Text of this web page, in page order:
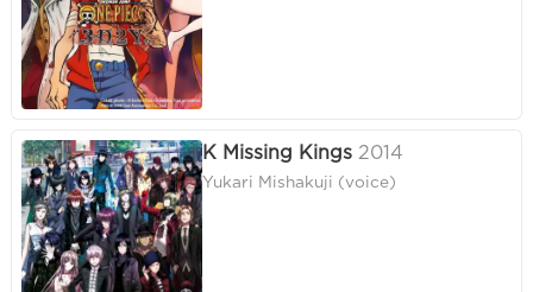
K Missing Kings 2014
Yukari Mishakuji (voice)